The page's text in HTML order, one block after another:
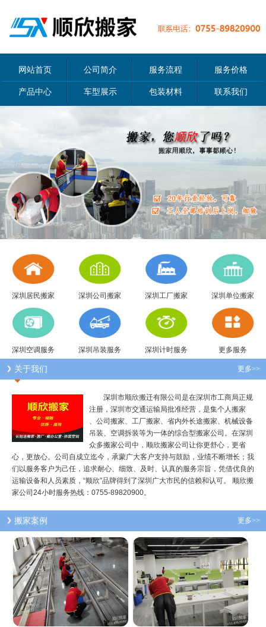
网站首页 公司简介 服务流程 服务价格
产品中心 车型展示 包装材料 联系我们
深圳居民搬家 深圳公司搬家 深圳工厂搬家 深圳单位搬家
深圳空调服务 深圳吊装服务 深圳计时服务 更多服务
更多>>
关于我们
深圳市顺欣搬迁有限公司是在深圳市工商局正规
注册，深圳市交通运输局批准经营，是集个人搬家
、公司搬家、工厂搬家、省内外长途搬家、机械设备
吊装、空调拆装等为一体的综合型搬家公司。在深圳
众多搬家公司中，顺欣搬家公司让你更舒心，更省
心，更放心。公司自成立迄今，承蒙广大客户支持与鼓励，业绩不断增长；我
们以服务客户为己任，追求耐心、细致、及时、认真的服务宗旨，凭借优良的
运输设备和人员素质，“顺欣”品牌得到了深圳广大市民的信赖和认可。 顺欣搬
家公司24小时服务热线：0755-89820900。
更多>>
搬家案例